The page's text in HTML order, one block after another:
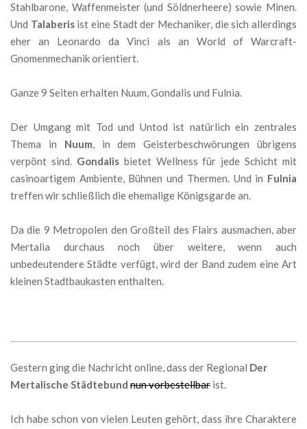
Stahlbarone, Waffenmeister (und Söldnerheere) sowie Minen.
Und Talaberisist eine Stadt der Mechaniker, die sich allerdings
eher an Leonardo da Vinci als an World of Warcraft-
Gnomenmechanik orientiert.
Ganze 9 Seiten erhalten Nuum, Gondalis und Fulnia.
Der Umgang mit Tod und Untod ist natürlich ein zentrales
Thema in Nuum, in dem Geisterbeschwörungen übrigens
verpönt sind. Gondalisbietet Wellness für jede Schicht mit
casinoartigem Ambiente, Bühnen und Thermen. Und in Fulnia
treffen wir schließlich die ehemalige Königsgarde an.
Da die 9 Metropolen den Großteil des Flairs ausmachen, aber
Mertalia durchaus noch über weitere, wenn auch
unbedeutendere Städte verfügt, wird der Band zudem eine Art
kleinen Stadtbaukasten enthalten.
Gestern ging die Nachricht online, dass der Regional Der
Mertalische Städtebund nun vorbestellbar ist.
Ich habe schon von vielen Leuten gehört, dass ihre Charaktere